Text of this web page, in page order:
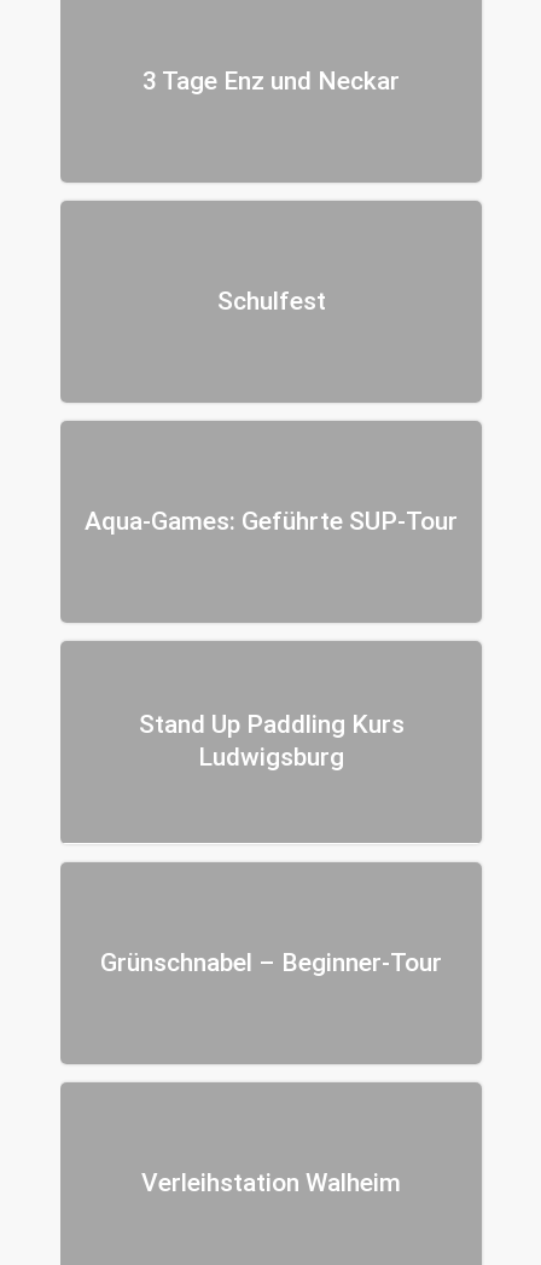
3 Tage Enz und Neckar
Schulfest
Aqua-Games: Geführte SUP-Tour
Stand Up Paddling Kurs
Ludwigsburg
Grünschnabel – Beginner-Tour
Verleihstation Walheim